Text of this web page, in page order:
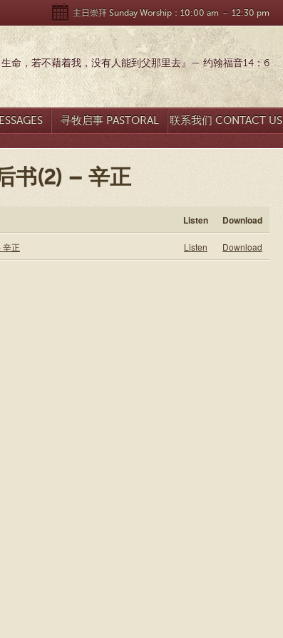
主日崇拜 Sunday Worship：10:00 am － 12:30 pm
命，若不藉着我，没有人能到父那里去』— 约翰福音14：6
寻牧启事 PASTORAL
SEARCH
联系我们 CONTACT US
书(2) – 辛正
Listen Download
辛正 Listen Download